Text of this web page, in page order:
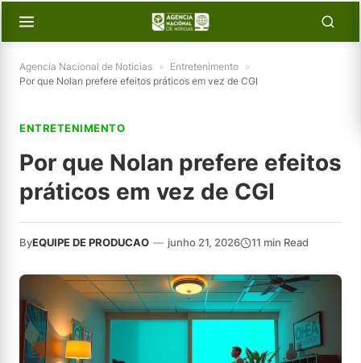
Agencia Nacional de Noticias » Entretenimento »
Por que Nolan prefere efeitos práticos em vez de CGI
ENTRETENIMENTO
Por que Nolan prefere efeitos
práticos em vez de CGI
ByEQUIPE DE PRODUCAO — junho 21, 2026 11 min Read